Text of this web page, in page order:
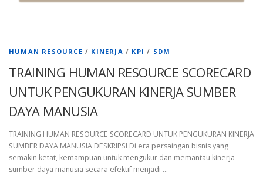
HUMAN RESOURCE / KINERJA / KPI / SDM
TRAINING HUMAN RESOURCE SCORECARD
UNTUK PENGUKURAN KINERJA SUMBER
DAYA MANUSIA
TRAINING HUMAN RESOURCE SCORECARD UNTUK PENGUKURAN KINERJA
SUMBER DAYA MANUSIA DESKRIPSI Di era persaingan bisnis yang
semakin ketat, kemampuan untuk mengukur dan memantau kinerja
sumber daya manusia secara efektif menjadi …